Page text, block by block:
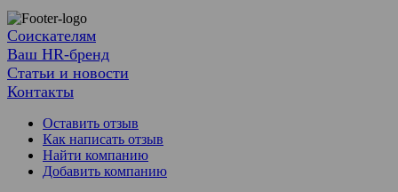
Соискателям
Ваш HR-бренд
Статьи и новости
Контакты
Оставить отзыв
Как написать отзыв
Найти компанию
Добавить компанию